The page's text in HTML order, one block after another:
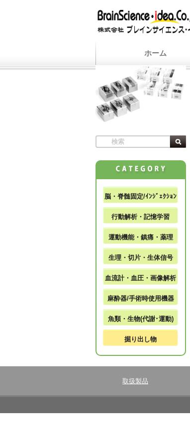
ホーム
脳・脊髄固定/ｲﾝｼﾞｪｸｼｮﾝ
行動解析・記憶学習
運動機能・鎮痛・薬理
生理・切片・生体信号
血流計・血圧・画像解析
麻酔器/手術時使用機器
魚類・生物(代謝･運動)
掘り出し物
取扱製品